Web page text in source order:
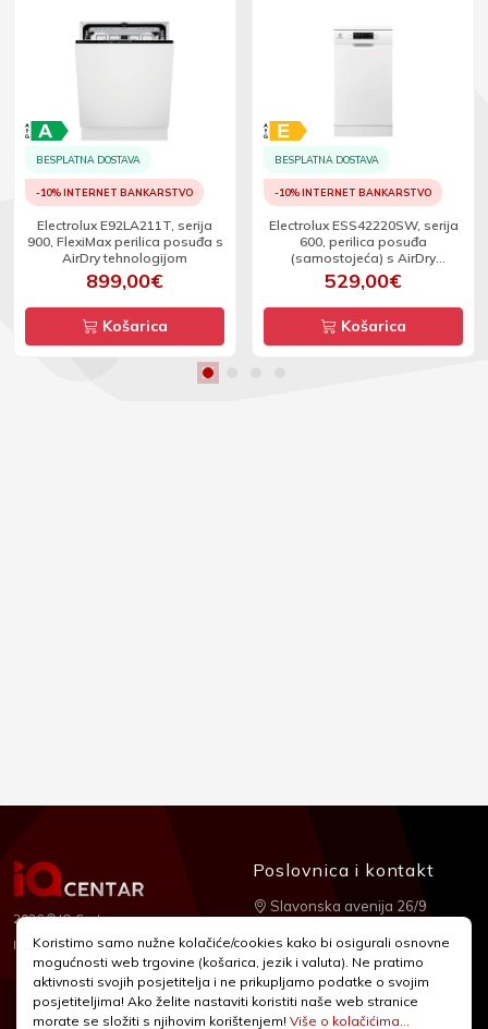
BESPLATNA DOSTAVA
-10% INTERNET BANKARSTVO
Electrolux E92LA211T, serija
900, FlexiMax perilica posuđa s
AirDry tehnologijom
899,00€
Košarica
BESPLATNA DOSTAVA
-10% INTERNET BANKARSTVO
Electrolux ESS42220SW, serija
600, perilica posuđa
(samostojeća) s AirDry
tehnologijom
529,00€
Košarica
2026 © IQ Centar
Izrada:Nubilus
Poslovnica i kontakt
Slavonska avenija 26/9
+385 1 2455 950
webshop@iqcentar.hr
Pon - Pet od 9 - 17h
Koristimo samo nužne kolačiće/cookies kako bi osigurali osnovne
mogućnosti web trgovine (košarica, jezik i valuta). Ne pratimo
aktivnosti svojih posjetitelja i ne prikupljamo podatke o svojim
posjetiteljima! Ako želite nastaviti koristiti naše web stranice
morate se složiti s njihovim korištenjem! Više o kolačićima...